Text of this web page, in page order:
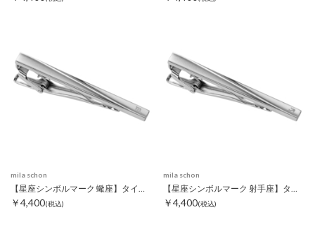
mila schon
￥4,400(税込)
mila schon
￥4,400(税込)